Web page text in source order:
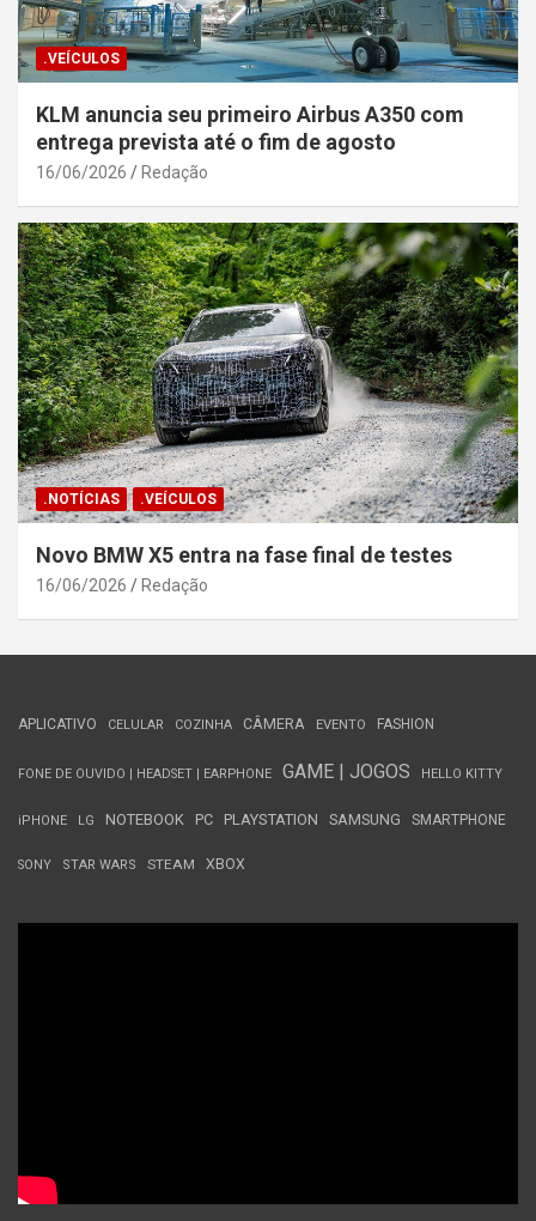
.VEÍCULOS
KLM anuncia seu primeiro Airbus A350 com
entrega prevista até o fim de agosto
16/06/2026 Redação
.NOTÍCIAS .VEÍCULOS
Novo BMW X5 entra na fase final de testes
16/06/2026 Redação
APLICATIVO CELULAR COZINHA CÂMERA EVENTO FASHION
FONE DE OUVIDO | HEADSET | EARPHONE GAME | JOGOS HELLO KITTY
iPHONE LG NOTEBOOK PC PLAYSTATION SAMSUNG SMARTPHONE
SONY STAR WARS STEAM XBOX